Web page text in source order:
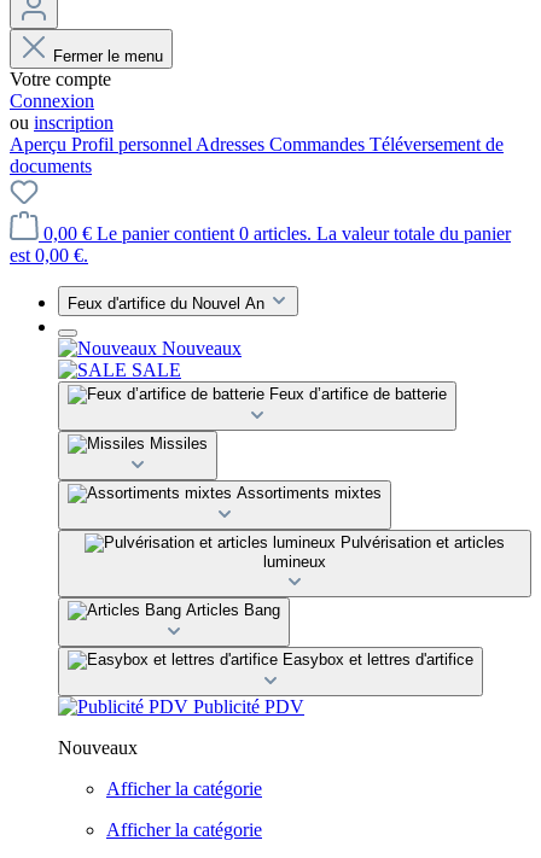
Fermer le menu
Votre compte
Connexion
ou inscription
Aperçu Profil personnel Adresses Commandes Téléversement de
documents
0,00 € Le panier contient 0 articles. La valeur totale du panier
est 0,00 €.
Feux d'artifice du Nouvel An
Nouveaux
SALE
Feux d’artifice de batterie
Missiles
Assortiments mixtes
Pulvérisation et articles
lumineux
Articles Bang
Easybox et lettres d'artifice
Publicité PDV
Nouveaux
Afficher la catégorie
Afficher la catégorie